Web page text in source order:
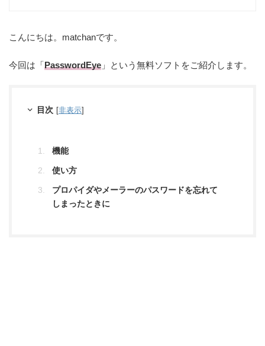
こんにちは。matchanです。
今回は「PasswordEye 」という無料ソフトをご紹介します。
目次 [非表示]
機能
使い方
プロパイダやメーラーのパスワードを忘れて
しまったときに